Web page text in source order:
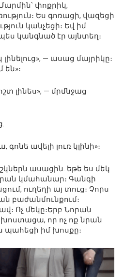
փոքրիկ,
Ես գոռացի, վազեցի
կանչեցի։ Եվ իմ
կանգնած էր այնտեղ։
— ասաց մայրիկը։
լինես», — մրմնջաց
գոնե ավելի լուռ կլինի»։
ասացին. եթե ես մեկ
կմահանար։ Գանգի
ուղեղի այ տուց։ Չորս
բաժանմունքում։
Ոչ մեկը։Երբ Նորան
խոստացա, որ ոչ ոք նրան
պահեցի իմ խոսքը։